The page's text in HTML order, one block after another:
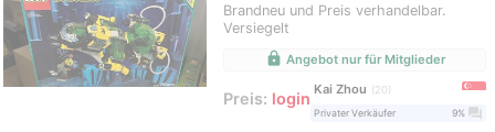
Brandneu und Preis verhandelbar.
Versiegelt
lock Angebot nur für Mitglieder
Preis: login
Kai Zhou
20
Privater Verkäufer
9% question_answer